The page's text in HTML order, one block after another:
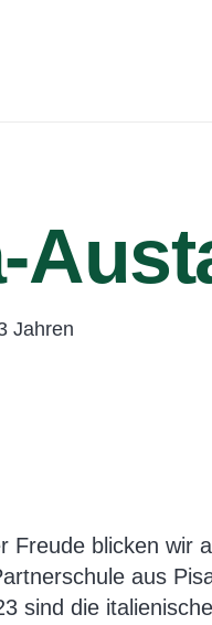
Jahren
Freude blicken wir
aus
sind die